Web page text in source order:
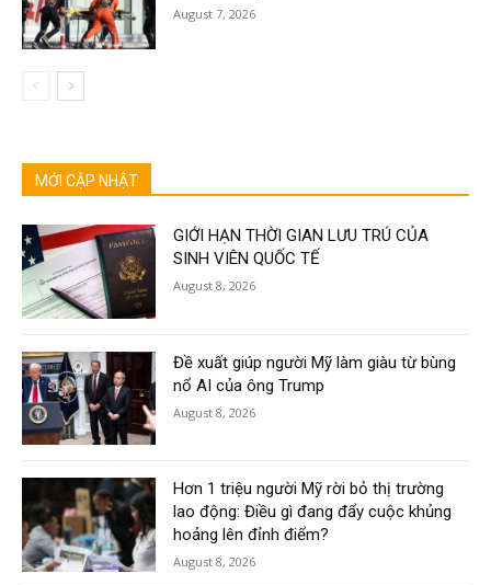
August 7, 2026
MỚI CẬP NHẬT
GIỚI HẠN THỜI GIAN LƯU TRÚ CỦA
SINH VIÊN QUỐC TẾ
August 8, 2026
Đề xuất giúp người Mỹ làm giàu từ bùng
nổ AI của ông Trump
August 8, 2026
Hơn 1 triệu người Mỹ rời bỏ thị trường
lao động: Điều gì đang đẩy cuộc khủng
hoảng lên đỉnh điểm?
August 8, 2026